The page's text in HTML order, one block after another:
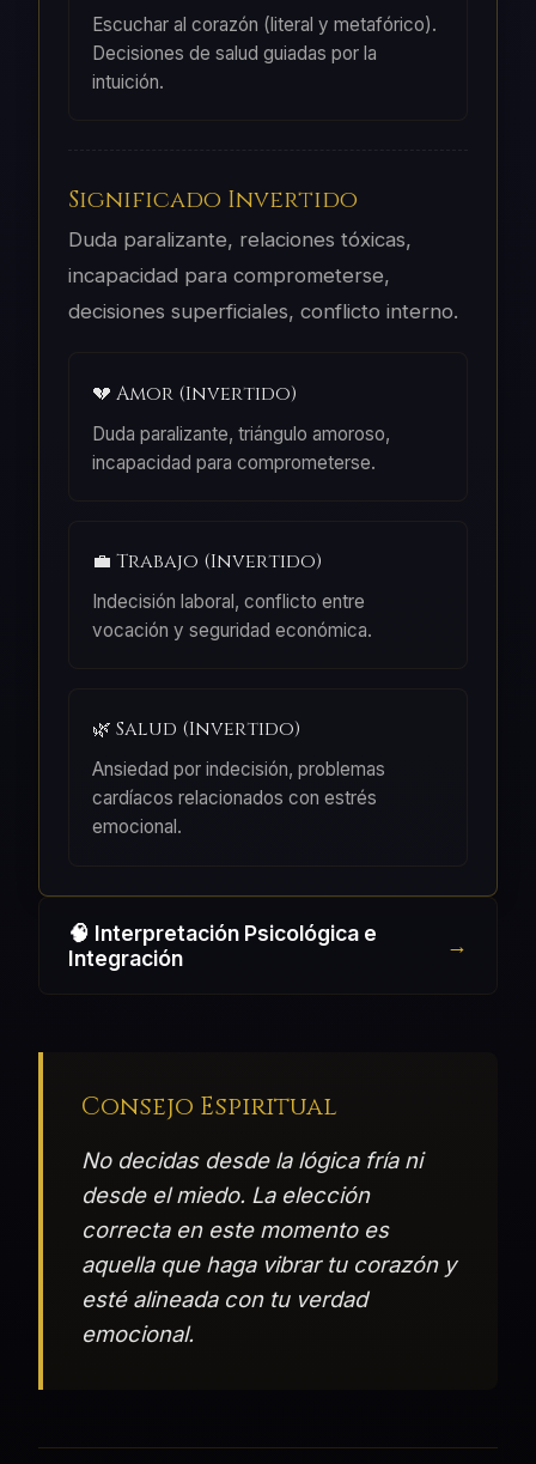
Escuchar al corazón (literal y metafórico).
Decisiones de salud guiadas por la
intuición.
Significado Invertido
Duda paralizante, relaciones tóxicas,
incapacidad para comprometerse,
decisiones superficiales, conflicto interno.
💔 Amor (Invertido)
Duda paralizante, triángulo amoroso,
incapacidad para comprometerse.
💼 Trabajo (Invertido)
Indecisión laboral, conflicto entre
vocación y seguridad económica.
🌿 Salud (Invertido)
Ansiedad por indecisión, problemas
cardíacos relacionados con estrés
emocional.
🧠 Interpretación Psicológica e
Integración
Consejo Espiritual
No decidas desde la lógica fría ni
desde el miedo. La elección
correcta en este momento es
aquella que haga vibrar tu corazón y
esté alineada con tu verdad
emocional.